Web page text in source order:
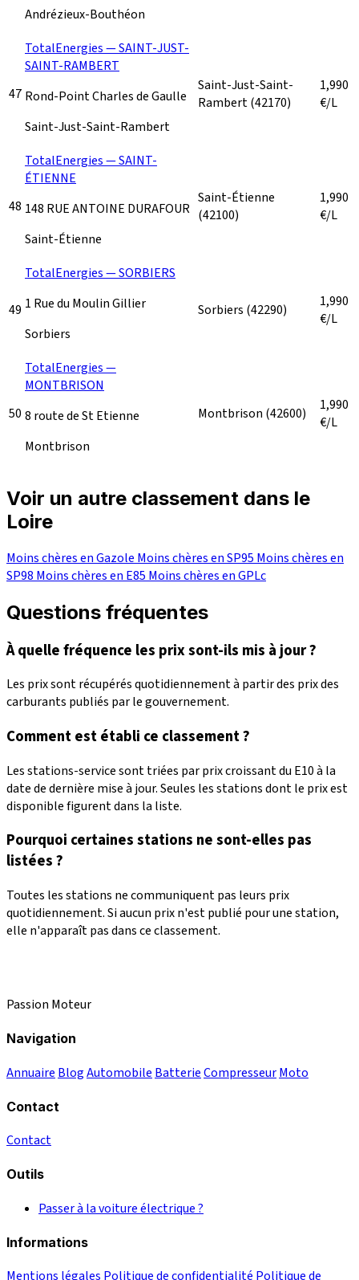
Andrézieux-Bouthéon
47
TotalEnergies — SAINT-JUST-
SAINT-RAMBERT
Rond-Point Charles de Gaulle
Saint-Just-Saint-Rambert
Saint-Just-Saint-
Rambert(42170)
1,990
€/L
48
TotalEnergies — SAINT-
ÉTIENNE
148 RUE ANTOINE DURAFOUR
Saint-Étienne
Saint-Étienne
(42100)
1,990
€/L
49
TotalEnergies — SORBIERS
1 Rue du Moulin Gillier
Sorbiers
Sorbiers (42290)
1,990
€/L
50
TotalEnergies —
MONTBRISON
8 route de St Etienne
Montbrison
Montbrison (42600)
1,990
€/L
Voir un autre classement dans le
Loire
Moins chères en Gazole Moins chères en SP95 Moins chères en
SP98 Moins chères en E85 Moins chères en GPLc
Questions fréquentes
À quelle fréquence les prix sont-ils mis à jour ?
Les prix sont récupérés quotidiennement à partir des prix des
carburants publiés par le gouvernement.
Comment est établi ce classement ?
Les stations-service sont triées par prix croissant du E10 à la
date de dernière mise à jour. Seules les stations dont le prix est
disponible figurent dans la liste.
Pourquoi certaines stations ne sont-elles pas
listées ?
Toutes les stations ne communiquent pas leurs prix
quotidiennement. Si aucun prix n'est publié pour une station,
elle n'apparaît pas dans ce classement.
Passion Moteur
Navigation
Annuaire BlogAutomobile BatterieCompresseurMoto
Contact
Contact
Outils
Passer à la voiture électrique ?
Informations
Mentions légales Politique de confidentialité Politique de